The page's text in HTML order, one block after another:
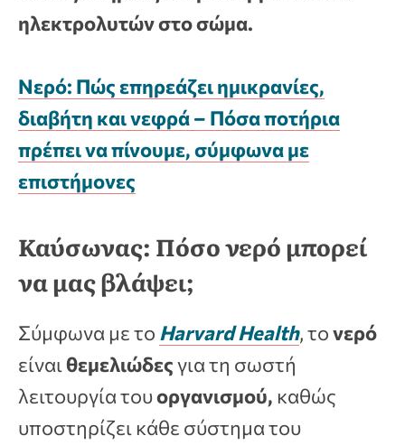
ηλεκτρολυτών στο σώμα.
Νερό: Πώς επηρεάζει ημικρανίες,
διαβήτη και νεφρά – Πόσα ποτήρια
πρέπει να πίνουμε, σύμφωνα με
επιστήμονες
Καύσωνας: Πόσο νερό μπορεί
να μας βλάψει;
Σύμφωνα με το Harvard Health, τονερό
είναιθεμελιώδεςγια τη σωστή
λειτουργία τουοργανισμού, καθώς
υποστηρίζει κάθε σύστημα του